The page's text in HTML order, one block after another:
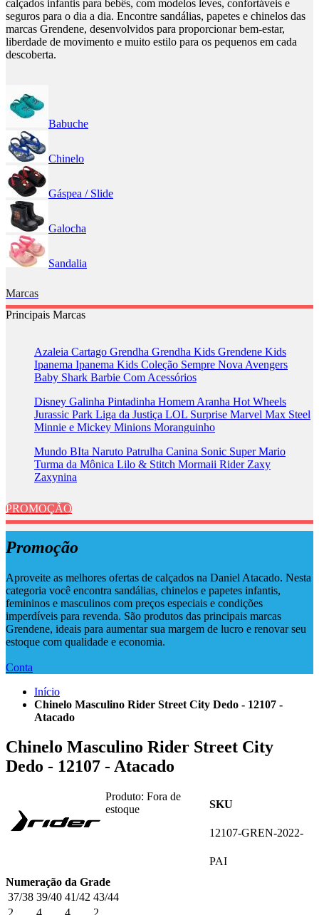
calçados infantis para bebês, com modelos leves, confortáveis e
seguros para o dia a dia. Encontre sandálias, papetes e chinelos das
marcas Grendene, desenvolvidos para proporcionar bem-estar,
liberdade de movimento e muito estilo para os pequenos em cada
descoberta.
Babuche
Chinelo
Gáspea / Slide
Galocha
Sandalia
Marcas
Principais Marcas
Azaleia Cartago Grendha Grendha Kids Grendene Kids
Ipanema Ipanema Kids Coleção Sempre Nova Avengers
Baby Shark Barbie Com Acessórios
Disney Galinha Pintadinha Homem Aranha Hot Wheels
Jurassic Park Liga da Justiça LOL Surprise Marvel Max Steel
Minnie e Mickey Minions Moranguinho
Mundo BIta Naruto Patrulha Canina Sonic Super Mario
Turma da Mônica Lilo & Stitch Mormaii Rider Zaxy
Zaxynina
PROMOÇÃO
Promoção
Aproveite as melhores ofertas de calçados na Daniel Atacado. Nesta
categoria você encontra sandálias, chinelos e papetes infantis,
femininos e masculinos com preços especiais e condições
imperdíveis para revenda. São produtos das principais marcas
Grendene, ideais para aumentar sua margem de lucro e renovar seu
estoque com qualidade e economia.
Conta
Início
Chinelo Masculino Rider Street City Dedo - 12107 -
Atacado
Chinelo Masculino Rider Street City
Dedo - 12107 - Atacado
Produto: Fora de
estoque
SKU
12107-GREN-2022-
PAI
Numeração da Grade
37/38 39/40 41/42 43/44